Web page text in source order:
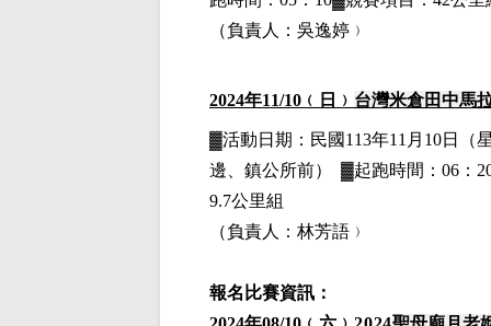
（負責人：吳逸婷﹚
2024年11/10 ﹙日﹚ 台灣米倉田中馬
▓活動日期： 民國113年11月10日
（
邊、鎮公所前）
▓起跑時間：06：
9.7公里組
（負責人：林芳語﹚
報名比賽資訊：